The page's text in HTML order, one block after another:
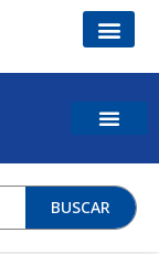
BUSCAR